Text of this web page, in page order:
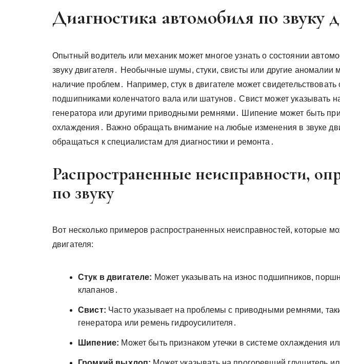
Диагностика автомобиля по звуку
Опытный водитель или механик может многое узнать о состоянии
звуку двигателя․ Необычные шумы, стуки, свисты или другие аномалии
наличие проблем․ Например, стук в двигателе может
подшипниками коленчатого вала или шатунов․ Свист может указывать
генератора или другими приводными ремнями․ Шипение может быть
охлаждения․ Важно обращать внимание на любые изменения в звуке
обращаться к специалистам для диагностики и ремонта․
Распространенные неисправности,
по звуку
Вот несколько примеров распространенных неисправностей, которые
двигателя:
Стук в двигателе: Может указывать на износ подшипников,
клапанов․
Свист: Часто указывает на проблемы с приводными ремнями,
генератора или ремень гидроусилителя․
Шипение: Может быть признаком утечки в системе охлаждения